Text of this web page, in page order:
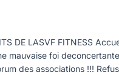
DE LASVF FITNESS
mauvaise foi
des associations !!!